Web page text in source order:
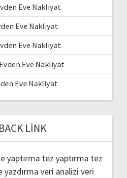
Eve Nakliyat
Eve Nakliyat
Eve Nakliyat
Eve Nakliyat
Eve Nakliyat
BACK LINK
yaptırma tez yaptırma tez
yazdırma veri analizi veri